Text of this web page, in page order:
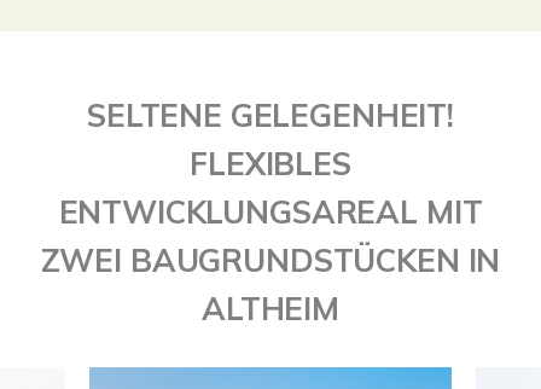
SELTENE GELEGENHEIT!
FLEXIBLES
ENTWICKLUNGSAREAL MIT
ZWEI BAUGRUNDSTÜCKEN IN
ALTHEIM